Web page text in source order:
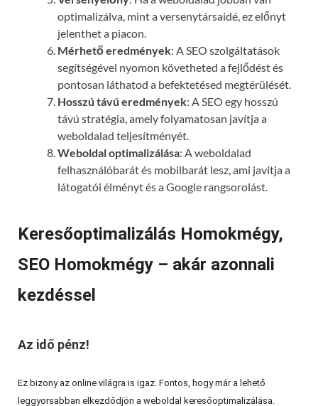
optimalizálva, mint a versenytársaidé, ez előnyt
jelenthet a piacon.
Mérhető eredmények: A SEO szolgáltatások
segítségével nyomon követheted a fejlődést és
pontosan láthatod a befektetésed megtérülését.
Hosszú távú eredmények: A SEO egy hosszú
távú stratégia, amely folyamatosan javítja a
weboldalad teljesítményét.
Weboldal optimalizálása: A weboldalad
felhasználóbarát és mobilbarát lesz, ami javítja a
látogatói élményt és a Google rangsorolást.
Keresőoptimalizálás Homokmégy,
SEO Homokmégy – akár azonnali
kezdéssel
Az idő pénz!
Ez bizony az online világra is igaz. Fontos, hogy már a lehető
leggyorsabban elkezdődjön a weboldal keresőoptimalizálása.